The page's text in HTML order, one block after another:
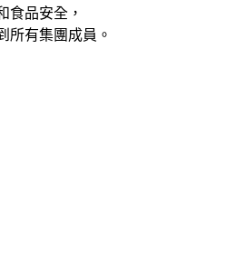
食品安全，
所有集團成員。